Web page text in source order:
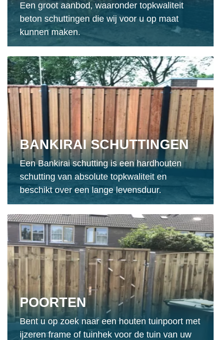
Een groot aanbod, waaronder topkwaliteit
beton schuttingen die wij voor u op maat
kunnen maken.
BANKIRAI SCHUTTINGEN
Een Bankirai schutting is een hardhouten
schutting van absolute topkwaliteit en
beschikt over een lange levensduur.
POORTEN
Bent u op zoek naar een houten tuinpoort met
ijzeren frame of tuinhek voor de tuin van uw